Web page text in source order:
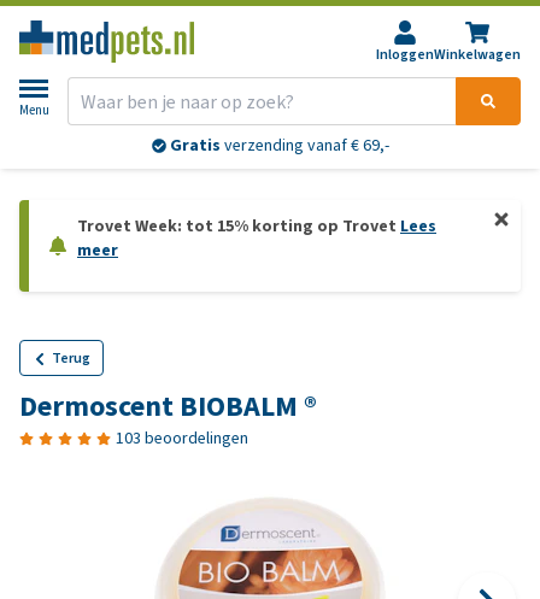
InloggenWinkelwagen
Menu
Gratis verzending vanaf € 69,-
Trovet Week: tot 15% korting op Trovet Lees
meer
Terug
Dermoscent BIOBALM ®
103 beoordelingen